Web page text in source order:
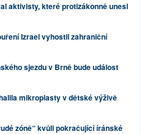
aktivisty, které protizákonně unesl
Izrael vyhostil zahraniční
sjezdu v Brně bude událost
mikroplasty v dětské výživě
zóně“ kvůli pokračující íránské